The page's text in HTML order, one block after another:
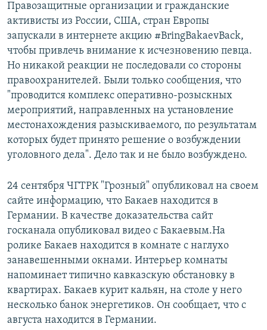
Правозащитные организации и гражданские
активисты из России, США, стран Европы
запускали в интернете акцию #BringBakaevBack,
чтобы привлечь внимание к исчезновению певца.
Но никакой реакции не последовали со стороны
правоохранителей. Были только сообщения, что
"проводится комплекс оперативно-розыскных
мероприятий, направленных на установление
местонахождения разыскиваемого, по результатам
которых будет принято решение о возбуждении
уголовного дела". Дело так и не было возбуждено.
24 сентября ЧГТРК "Грозный" опубликовал на своем
сайте информацию, что Бакаев находится в
Германии. В качестве доказательства сайт
госканала опубликовал видео с Бакаевым.На
ролике Бакаев находится в комнате с наглухо
занавешенными окнами. Интерьер комнаты
напоминает типично кавказскую обстановку в
квартирах. Бакаев курит кальян, на столе у него
несколько банок энергетиков. Он сообщает, что с
августа находится в Германии.